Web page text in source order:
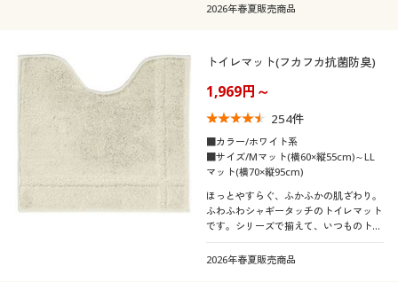
2026年春夏販売商品
トイレマット(フカフカ抗菌防臭)
1,969円～
254件
■カラー/ホワイト系
■サイズ/Mマット(横60×縦55cm)～LL
マット(横70×縦95cm)
ほっとやすらぐ、ふかふかの肌ざわり。
ふわふわシャギータッチのトイレマット
です。シリーズで揃えて、いつものトイ
レを上品な空間に模様替え。
2026年春夏販売商品